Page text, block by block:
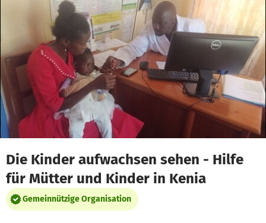
Zum Hauptinhalt springen
Erklärung zur Barrierefreiheit anzeigen
Die Kinder aufwachsen sehen - Hilfe
für Mütter und Kinder in Kenia
Gemeinnützige Organisation